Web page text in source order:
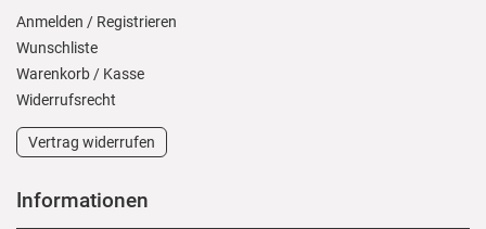
Anmelden / Registrieren
Wunschliste
Warenkorb / Kasse
Widerrufs­recht
Vertrag widerrufen
Informationen